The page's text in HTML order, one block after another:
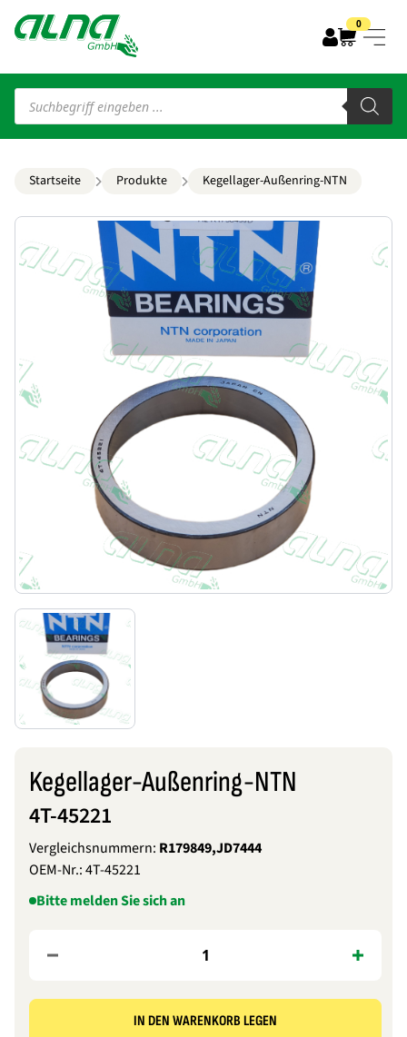
0
Products
search
Startseite Produkte Kegellager-Außenring-NTN
Kegellager-Außenring-NTN
4T-45221
Vergleichsnummern: R179849,JD7444
OEM-Nr.:4T-45221
Bitte melden Sie sich an
IN DEN WARENKORB LEGEN